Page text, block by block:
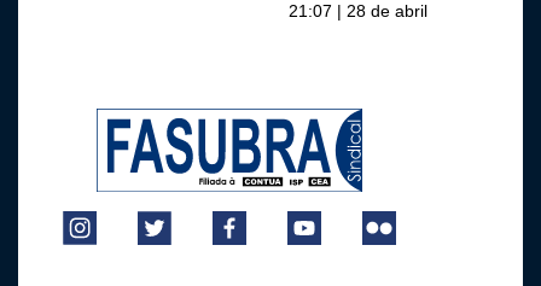
21:07 | 28 de abril